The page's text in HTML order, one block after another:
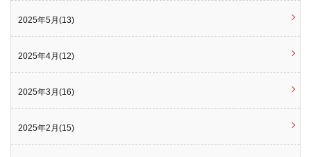
2025年5月(13)
2025年4月(12)
2025年3月(16)
2025年2月(15)